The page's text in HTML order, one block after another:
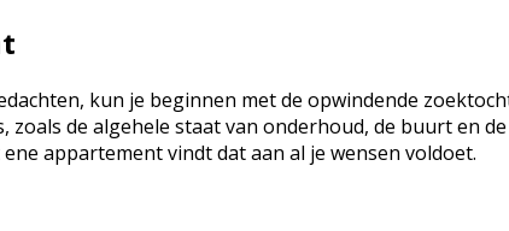
kun je beginnen met de opwindende
de algehele staat van onderhoud, de buurt en
appartement vindt dat aan al je wensen voldoet.